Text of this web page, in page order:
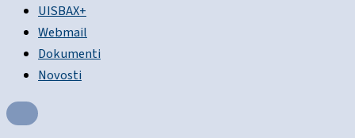
UISBAX+
Webmail
Dokumenti
Novosti